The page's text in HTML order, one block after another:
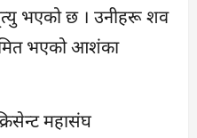
भएको छ । उनीहरू शव
भएको आशंका
महासंघ